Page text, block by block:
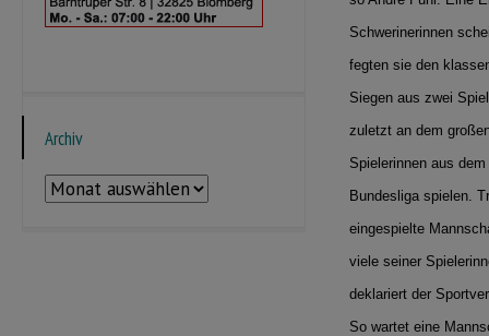
Schwerinerinnen
fegten sie den
Siegen aus zwei
zuletzt an dem
Spielerinnen aus
Bundesliga spielen.
eingespielte
viele seiner
deklariert der
So wartet eine
Archiv
Archiv